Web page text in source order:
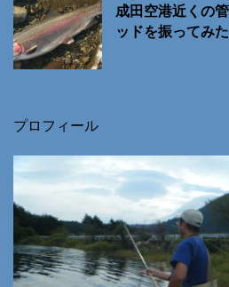
成田空港近くの
ッドを振ってみた
プロフィール